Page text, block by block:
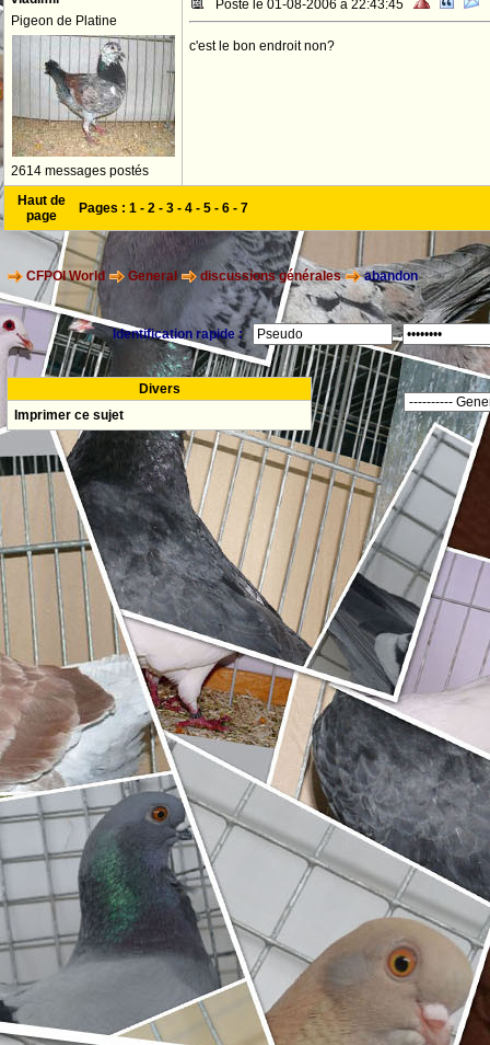
Pigeon de Platine
2614 messages postés
Posté le 01-08-2006 à 22:43:45
c'est le bon endroit non?
Haut de
page
Pages : 1 - 2 - 3 - 4 - 5 - 6 - 7
CFPOI World General discussions générales abandon
Identification rapide :
Divers
Imprimer ce sujet